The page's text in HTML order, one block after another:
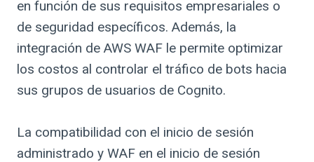
en función de sus requisitos empresariales o
de seguridad específicos. Además, la
integración de AWS WAF le permite optimizar
los costos al controlar el tráfico de bots hacia
sus grupos de usuarios de Cognito.
La compatibilidad con el inicio de sesión
administrado y WAF en el inicio de sesión